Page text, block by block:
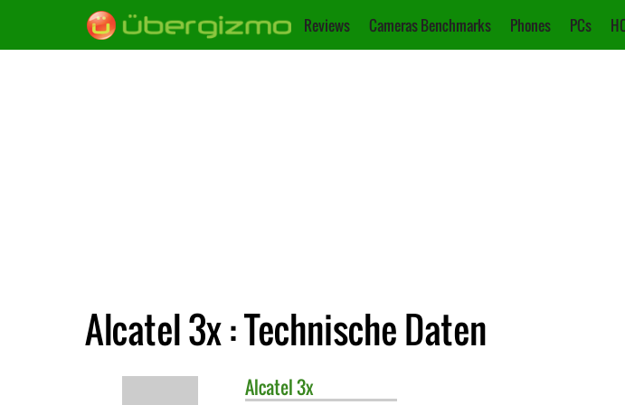
Reviews Cameras Benchmarks Phones PCs
Alcatel 3x : Technische Daten
Alcatel3x